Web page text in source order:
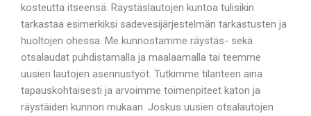
kosteutta itseensä. Räystäslautojen kuntoa tulisikin
tarkastaa esimerkiksi sadevesijärjestelmän tarkastusten ja
huoltojen ohessa. Me kunnostamme räystäs- sekä
otsalaudat puhdistamalla ja maalaamalla tai teemme
uusien lautojen asennustyöt. Tutkimme tilanteen aina
tapauskohtaisesti ja arvoimme toimenpiteet katon ja
räystäiden kunnon mukaan. Joskus uusien otsalautojen